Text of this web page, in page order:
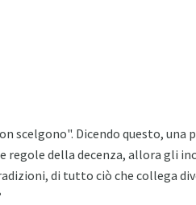
scelgono". Dicendo questo, una
regole della decenza, allora gli
di tutto ciò che collega